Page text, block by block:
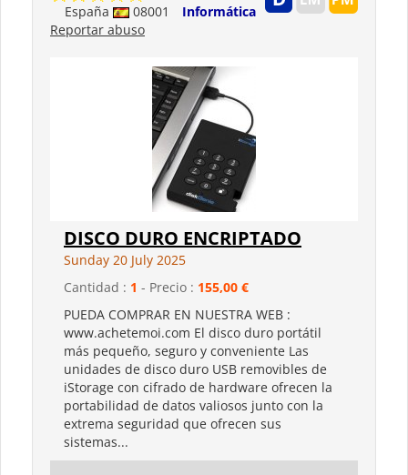
España 08001
Informática
Reportar abuso
DISCO DURO ENCRIPTADO
Sunday 20 July 2025
Cantidad : 1 - Precio : 155,00 €
PUEDA COMPRAR EN NUESTRA WEB :
www.achetemoi.com El disco duro portátil
más pequeño, seguro y conveniente Las
unidades de disco duro USB removibles de
iStorage con cifrado de hardware ofrecen la
portabilidad de datos valiosos junto con la
extrema seguridad que ofrecen sus
sistemas...